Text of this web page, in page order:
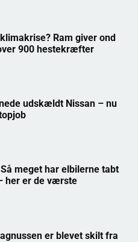
Ram giver ond
900 hestekræfter
udskældt Nissan – nu
meget har elbilerne tabt
her er de værste
er blevet skilt fra